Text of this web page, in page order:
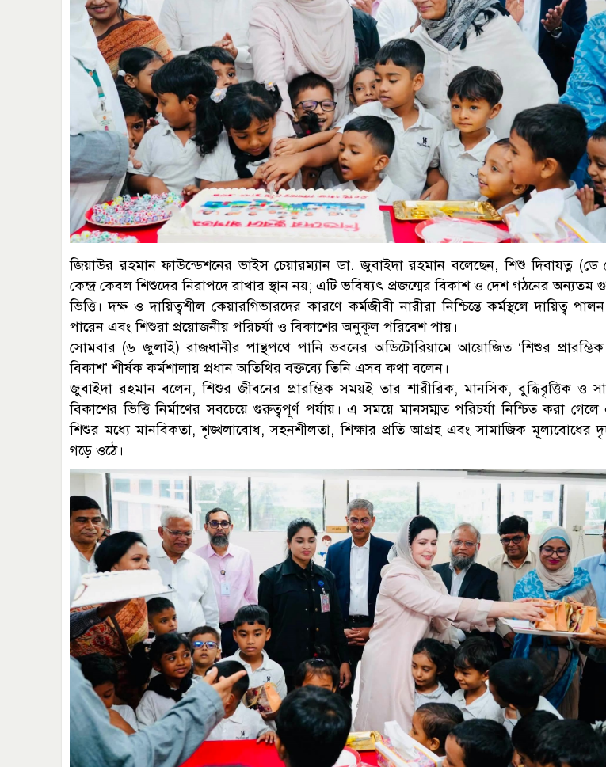
জিয়াউর রহমান ফাউন্ডেশনের ভাইস চেয়ারম্যান ডা. জুবাইদা রহমান বলেছেন, শিশু দিবাযত্ন (ডে
কেন্দ্র কেবল শিশুদের নিরাপদে রাখার স্থান নয়; এটি ভবিষ্যৎ প্রজন্মের বিকাশ ও দেশ গঠনের অন্যতম
ভিত্তি। দক্ষ ও দায়িত্বশীল কেয়ারগিভারদের কারণে কর্মজীবী নারীরা নিশ্চিন্তে কর্মস্থলে দায়িত্ব
পারেন এবং শিশুরা প্রয়োজনীয় পরিচর্যা ও বিকাশের অনুকূল পরিবেশ পায়।
সোমবার (৬ জুলাই) রাজধানীর পান্থপথে পানি ভবনের অডিটোরিয়ামে আয়োজিত ‘শিশুর
বিকাশ’ শীর্ষক কর্মশালায় প্রধান অতিথির বক্তব্যে তিনি এসব কথা বলেন।
জুবাইদা রহমান বলেন, শিশুর জীবনের প্রারম্ভিক সময়ই তার শারীরিক, মানসিক, বুদ্ধিবৃত্তিক ও
বিকাশের ভিত্তি নির্মাণের সবচেয়ে গুরুত্বপূর্ণ পর্যায়। এ সময়ে মানসম্মত পরিচর্যা নিশ্চিত করা
শিশুর মধ্যে মানবিকতা, শৃঙ্খলাবোধ, সহনশীলতা, শিক্ষার প্রতি আগ্রহ এবং সামাজিক মূল্যবোধের
গড়ে ওঠে।